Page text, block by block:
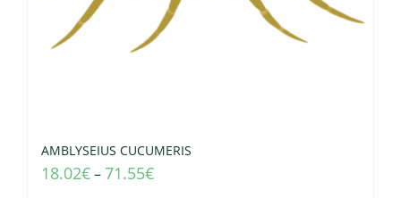
AMBLYSEIUS CUCUMERIS
18.02€–71.55€